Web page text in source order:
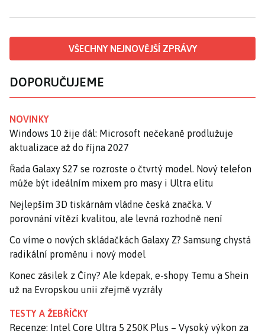
VŠECHNY NEJNOVĚJŠÍ ZPRÁVY
DOPORUČUJEME
NOVINKY
Windows 10 žije dál: Microsoft nečekaně prodlužuje
aktualizace až do října 2027
Řada Galaxy S27 se rozroste o čtvrtý model. Nový telefon
může být ideálním mixem pro masy i Ultra elitu
Nejlepším 3D tiskárnám vládne česká značka. V
porovnání vítězí kvalitou, ale levná rozhodně není
Co víme o nových skládačkách Galaxy Z? Samsung chystá
radikální proměnu i nový model
Konec zásilek z Číny? Ale kdepak, e-shopy Temu a Shein
už na Evropskou unii zřejmě vyzrály
TESTY A ŽEBŘÍČKY
Recenze: Intel Core Ultra 5 250K Plus – Vysoký výkon za